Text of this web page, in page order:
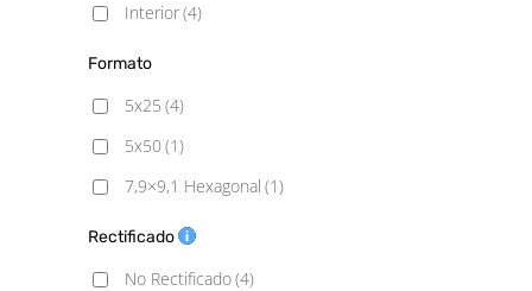
Interior(4)
Formato
5x25 (4)
5x50 (1)
7,9×9,1 Hexagonal (1)
Rectificado
No Rectificado(4)